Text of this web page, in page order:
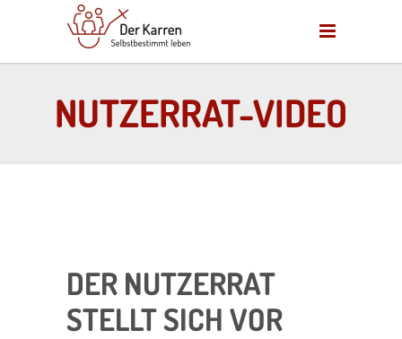
NUTZERRAT-VIDEO
DER NUTZERRAT
STELLT SICH VOR